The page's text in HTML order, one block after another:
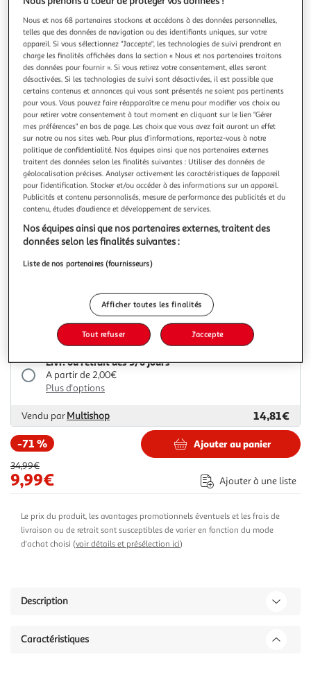
précédente
suivante
MAMALICIOUS
T Shirt Manches Longues Femme Mamalicious Ivy
Optez pour ce t-shirt de la marque Mamaalicious !- Coloris
: gris- Manches longues- Col rond- Composition : 80%
polyester, 12% viscose, 8% élasthanne
En savoir +
Vendu par Espace sport
Couleur
Gris
Taille
M +4
Livr. ou retrait dès 4/5 jours
Plus d'options
Vendu parEspace sport 9,99€
Livr. ou retrait dès 5/6 jours
A partir de 2,00€
Plus d'options
Vendu parMultishop
14,81€
-71 %
34,99€
9,99€
Ajouter au panier
Ajouter à une liste
Le prix du produit, les avantages promotionnels éventuels et les frais de
livraison ou de retrait sont susceptibles de varier en fonction du mode
d'achat choisi (voir détails et présélection ici)
Description
Caractéristiques
Nous et nos 68 partenaires stockons et accédons à des données personnelles,
telles que des données de navigation ou des identifiants uniques, sur votre
appareil. Si vous sélectionnez "J'accepte", les technologies de suivi prendront en
charge les finalités affichées dans la section « Nous et nos partenaires traitons
des données pour fournir ». Si vous retirez votre consentement, elles seront
désactivées. Si les technologies de suivi sont désactivées, il est possible que
certains contenus et annonces qui vous sont présentés ne soient pas pertinents
pour vous. Vous pouvez faire réapparaître ce menu pour modifier vos choix ou
pour retirer votre consentement à tout moment en cliquant sur le lien "Gérer
mes préférences" en bas de page. Les choix que vous avez fait auront un effet
sur notre ou nos sites web. Pour plus d’informations, reportez-vous à notre
politique de confidentialité. Nos équipes ainsi que nos partenaires externes
traitent des données selon les finalités suivantes : Utiliser des données de
géolocalisation précises. Analyser activement les caractéristiques de l’appareil
pour l’identification. Stocker et/ou accéder à des informations sur un appareil.
Publicités et contenu personnalisés, mesure de performance des publicités et du
contenu, études d’audience et développement de services.
Nos équipes ainsi que nos partenaires externes, traitent des
données selon les finalités suivantes :
Liste de nos partenaires (fournisseurs)
Afficher toutes les finalités
Tout refuser J'accepte